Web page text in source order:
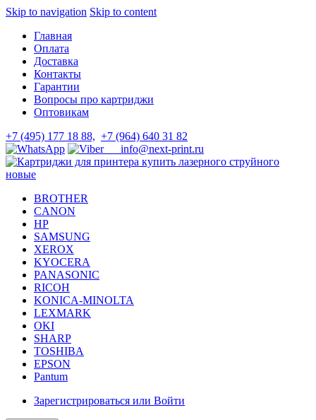
Skip to navigation Skip to content
Главная
Оплата
Доставка
Контакты
Гарантии
Вопросы про картриджи
Оптовикам
+7 (495) 177 18 88, +7 (964) 640 31 82
info@next-print.ru
BROTHER
CANON
HP
SAMSUNG
XEROX
KYOCERA
PANASONIC
RICOH
KONICA-MINOLTA
LEXMARK
OKI
SHARP
TOSHIBA
EPSON
Pantum
Зарегистрироваться или Войти